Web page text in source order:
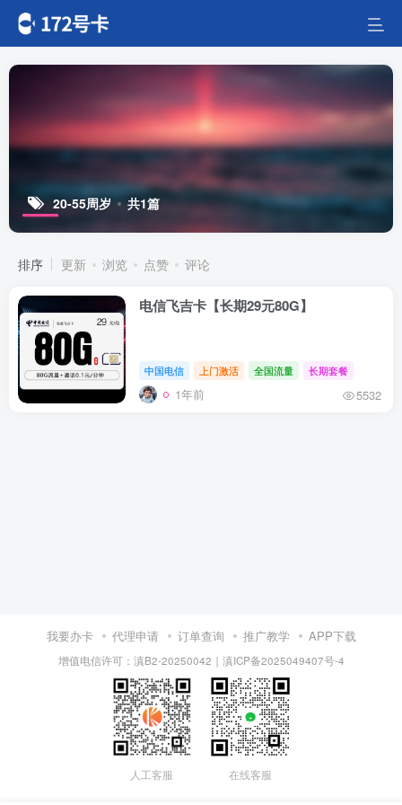
20-55周岁 共1篇
排序 更新 浏览 点赞 评论
电信飞吉卡【长期29元80G】
中国电信 上门激活 全国流量 长期套餐
1年前 5532
我要办卡 代理申请 订单查询 推广教学 APP下载
增值电信许可：滇B2-20250042 ｜ 滇ICP备2025049407号-4
人工客服 在线客服